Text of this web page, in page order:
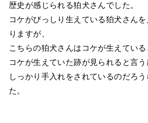
歴史が感じられる狛犬さんでした。
コケがびっしり生えている狛犬さん
りますが、
こちらの狛犬さんはコケが生えている
コケが生えていた跡が見られると言う
しっかり手入れをされているのだろ
た。